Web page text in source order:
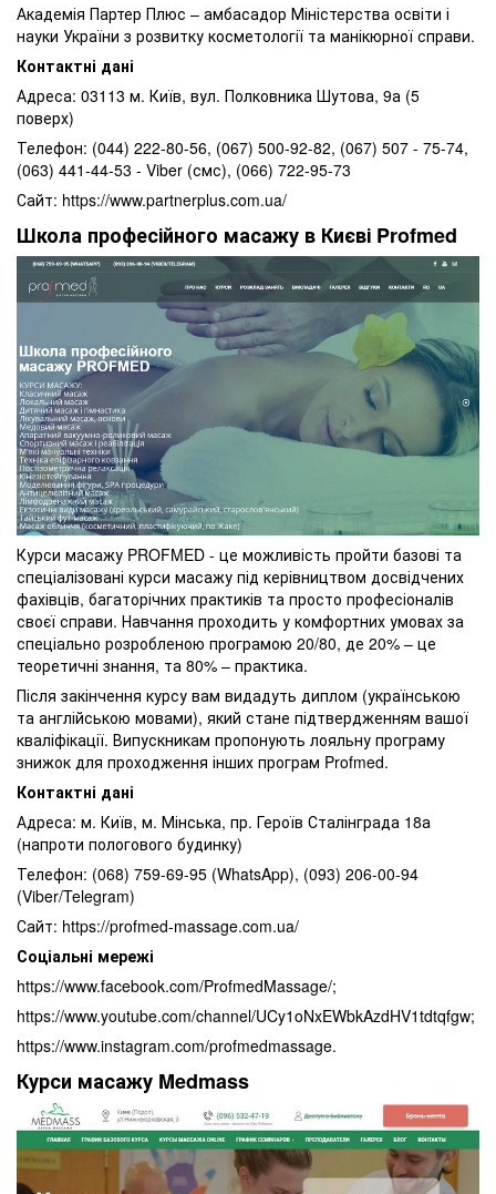
Академія Партер Плюс – амбасадор Міністерства освіти і
науки України з розвитку косметології та манікюрної справи.
Контактні дані
Адреса: 03113 м. Київ, вул. Полковника Шутова, 9а (5
поверх)
Телефон: (044) 222-80-56, (067) 500-92-82, (067) 507 - 75-74,
(063) 441-44-53 - Viber (смс), (066) 722-95-73
Сайт: https://www.partnerplus.com.ua/
Школа професійного масажу в Києві Profmed
Курси масажу PROFMED - це можливість пройти базові та
спеціалізовані курси масажу під керівництвом досвідчених
фахівців, багаторічних практиків та просто професіоналів
своєї справи. Навчання проходить у комфортних умовах за
спеціально розробленою програмою 20/80, де 20% – це
теоретичні знання, та 80% – практика.
Після закінчення курсу вам видадуть диплом (українською
та англійською мовами), який стане підтвердженням вашої
кваліфікації. Випускникам пропонують лояльну програму
знижок для проходження інших програм Profmed.
Контактні дані
Адреса: м. Київ, м. Мінська, пр. Героїв Сталінграда 18а
(напроти пологового будинку)
Телефон: (068) 759-69-95 (WhatsApp), (093) 206-00-94
(Viber/Telegram)
Сайт: https://profmed-massage.com.ua/
Соціальні мережі
https://www.facebook.com/ProfmedMassage/;
https://www.youtube.com/channel/UCy1oNxEWbkAzdHV1tdtqfgw;
https://www.instagram.com/profmedmassage.
Курси масажу Medmass